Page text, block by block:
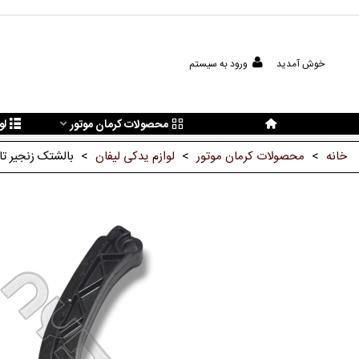
خوش آمدید ورود به سیستم
محصولات کرمان موتور
خانه > محصولات کرمان موتور > لوازم یدکی لیفان > بالشتک زنجیر